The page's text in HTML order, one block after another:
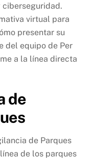
ciberseguridad.
virtual para
presentar su
del equipo de Per
a la línea directa
de
de Parques
de los parques